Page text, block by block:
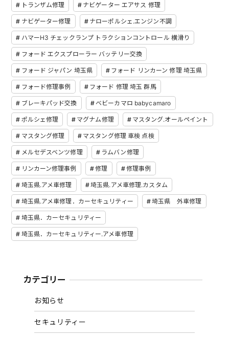
トランザム修理 ナビゲーター エアサス 修理
ナビゲーター修理 ナローポルシェ.エンジン不調
ハマーH3 チェックランプ トラクションコントロール 横滑り
フォード エクスプローラー バッテリー交換
フォード ジャパン 埼玉県 フォード リンカーン 修理 埼玉県
フォード修理事例 フォード 修理 埼玉 群馬
ブレーキパッド交換 ベビーカマロ babycamaro
ポルシェ修理 マグナム修理 マスタング.オールペイント
マスタング修理 マスタング修理 車検 点検
メルセデスベンツ修理 ラムバン修理
リンカーン修理事例 修理 修理事例
埼玉県.アメ車修理 埼玉県.アメ車修理.カスタム
埼玉県.アメ車修理．カーセキュリティー 埼玉県 外車修理
埼玉県．カーセキュリティー
埼玉県．カーセキュリティー.アメ車修理
カテゴリー
お知らせ
セキュリティー